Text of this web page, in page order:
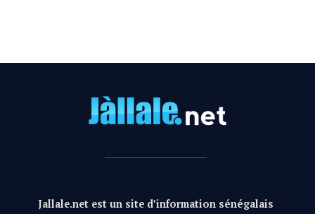
Jallale.net est un site d’information sénégalais